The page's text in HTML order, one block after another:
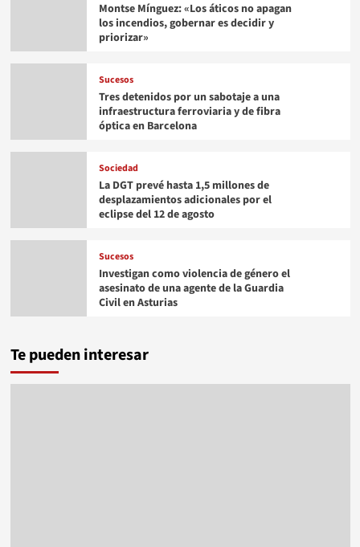
Montse Mínguez: «Los áticos no apagan
los incendios, gobernar es decidir y
priorizar»
Sucesos
Tres detenidos por un sabotaje a una
infraestructura ferroviaria y de fibra
óptica en Barcelona
Sociedad
La DGT prevé hasta 1,5 millones de
desplazamientos adicionales por el
eclipse del 12 de agosto
Sucesos
Investigan como violencia de género el
asesinato de una agente de la Guardia
Civil en Asturias
Te pueden interesar